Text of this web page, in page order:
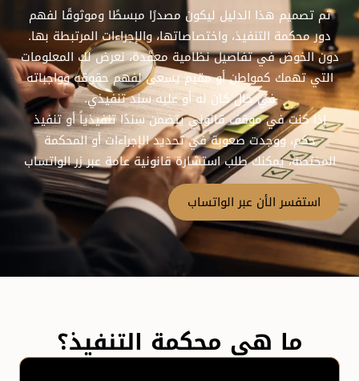
تم تصميم هذا الدليل ليكون مصدرًا مبسطًا وموثوقًا لفهم
دور محكمة التنفيذ، واختصاصاتها، والإجراءات المرتبطة بها.
دون الخوض في تفاصيل نظامية معقّدة، نعرض لك المعلومات
التي تهمك كمواطن أو مقيم يسعى لفهم حقوقه وواجباته
في حال كان له أو عليه سند تنفيذي.
إذا كنت في موقف قانوني يتضمن سندًا تنفيذياً أو تنفيذ
حكم، ووجدت صعوبة في تحديد الإجراءات أو المحكمة
المختصة، يمكنك طلب استشارة قانونية عامة عبر زر الواتساب
استفسر الأن عبر الواتساب
ما هي محكمة التنفيذ؟